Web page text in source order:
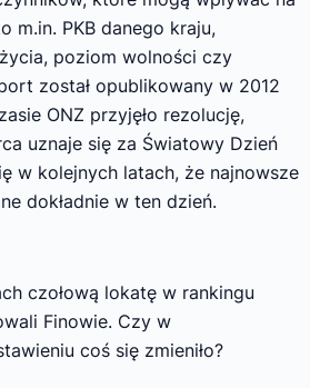
m.in. PKB danego kraju,
poziom wolności czy
został opublikowany w 2012
ONZ przyjęło rezolucję,
uznaje się za Światowy Dzień
w kolejnych latach, że najnowsze
dokładnie w ten dzień.
czołową lokatę w rankingu
Finowie. Czy w
coś się zmieniło?